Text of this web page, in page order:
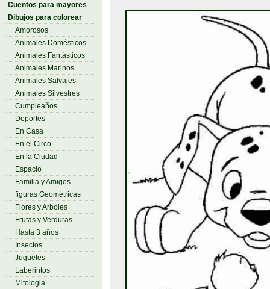
Cuentos para mayores
Dibujos para colorear
Amorosos
Animales Domésticos
Animales Fantásticos
Animales Marinos
Animales Salvajes
Animales Silvestres
Cumpleaños
Deportes
En Casa
En el Circo
En la Ciudad
Espacio
Familia y Amigos
figuras Geométricas
Flores y Arboles
Frutas y Verduras
Hasta 3 años
Insectos
Juguetes
Laberintos
Mitologia